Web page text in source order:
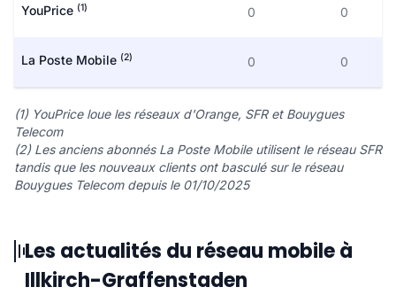
YouPrice (1) 0 0
La Poste Mobile (2) 0 0
(1) YouPrice loue les réseaux d'Orange, SFR et Bouygues
Telecom
(2) Les anciens abonnés La Poste Mobile utilisent le réseau SFR
tandis que les nouveaux clients ont basculé sur le réseau
Bouygues Telecom depuis le 01/10/2025
Les actualités du réseau mobile à
Illkirch-Graffenstaden